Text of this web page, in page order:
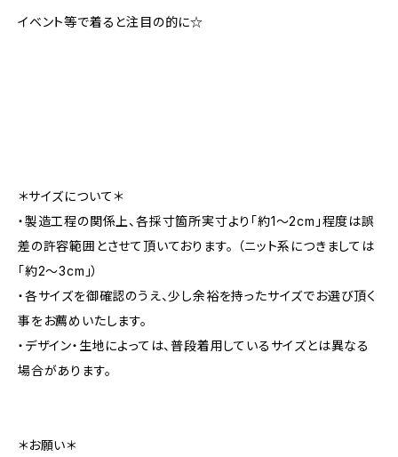
イベント等で着ると注目の的に☆
＊サイズについて＊
・製造工程の関係上、各採寸箇所実寸より「約1～2cm」程度は誤
差の許容範囲とさせて頂いております。 （ニット系につきましては
「約2～3cm」）
・各サイズを御確認のうえ、少し余裕を持ったサイズでお選び頂く
事をお薦めいたします。
・デザイン・生地によっては、普段着用しているサイズとは異なる
場合があります。
＊お願い＊